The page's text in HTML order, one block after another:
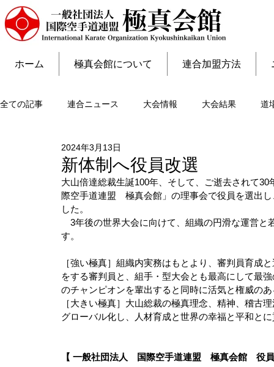
ホーム 極真会館について 連合加盟方法
全ての記事 連合ニュース 大会情報 大会結果 道
新体制へ役員改選
2024年3月13日
大山倍達総裁生誕100年、そして、ご逝去されて
際空手道連盟　極真会館」の理事会で役員を選出
した。
3年後の世界大会に向けて、組織の円滑な運営と
す。
［強い極真］組織内実務はもとより、審判員育成
をする審判員と、組手・型大会とも最高にして最
のチャンピオンを輩出すると同時に活気と権威の
［大きい極真］大山総裁の極真理念、精神、稽古
グローバル化し、人材育成と世界の幸福と平和と
【 一般社団法人　国際空手道連盟　極真会館　役